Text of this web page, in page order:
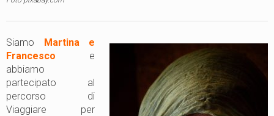
Siamo Martina e
Francesco e
abbiamo
partecipato al
percorso di
Viaggiare per